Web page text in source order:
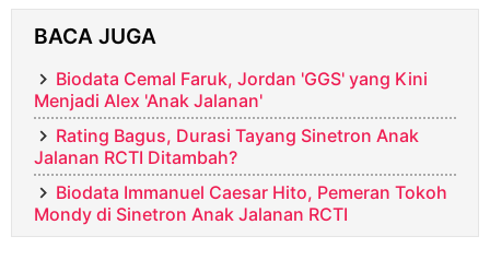
BACA JUGA
Biodata Cemal Faruk, Jordan 'GGS' yang Kini
Menjadi Alex 'Anak Jalanan'
Rating Bagus, Durasi Tayang Sinetron Anak
Jalanan RCTI Ditambah?
Biodata Immanuel Caesar Hito, Pemeran Tokoh
Mondy di Sinetron Anak Jalanan RCTI